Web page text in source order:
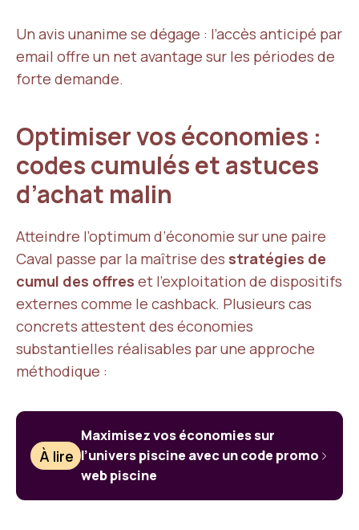
Un avis unanime se dégage : l’accès anticipé par
email offre un net avantage sur les périodes de
forte demande.
Optimiser vos économies :
codes cumulés et astuces
d’achat malin
Atteindre l’optimum d’économie sur une paire
Caval passe par la maîtrise des stratégies de
cumul des offres et l’exploitation de dispositifs
externes comme le cashback. Plusieurs cas
concrets attestent des économies
substantielles réalisables par une approche
méthodique :
À lire
Maximisez vos économies sur
l’univers piscine avec un code promo
web piscine